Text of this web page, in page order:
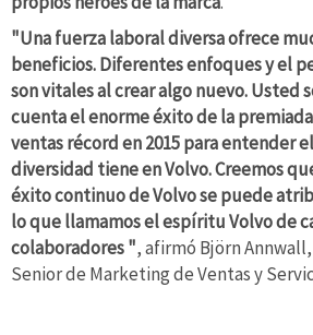
"Una fuerza laboral diversa ofrece
beneficios. Diferentes enfoques y el
son vitales al crear algo nuevo. Usted
cuenta el enorme éxito de la premiada
ventas récord en 2015 para entender
diversidad tiene en Volvo. Creemos
éxito continuo de Volvo se puede
lo que llamamos el espíritu Volvo de
colaboradores ", afirmó Björn
Senior de Marketing de Ventas y